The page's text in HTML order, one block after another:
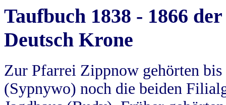
Taufbuch 1838 - 1866
Deutsch Krone
Zur Pfarrei Zippnow gehörten
(Sypnywo) noch die beiden